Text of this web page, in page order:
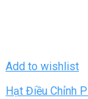
Add to wishlist
Hạt Điều Chỉnh